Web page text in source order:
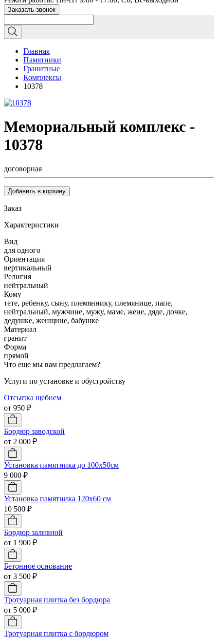
Заказать звонок
Главная
Памятники
Гранитные
Комплексы
10378
Мемориальный комплекс -
10378
договорная
Добавить в корзину
Заказ
Характеристики
Вид
для одного
Ориентация
вертикальный
Религия
нейтральный
Кому
тете, ребенку, сыну, племяннику, племянице, папе,
нейтральный, мужчине, мужу, маме, жене, дяде, дочке,
дедушке, женщине, бабушке
Материал
гранит
Форма
прямой
Что еще мы вам предлагаем?
Услуги по установке и обустройству
Отсыпка щебнем
от 950 ₽
Бордюр заводской
от 2 000 ₽
Установка памятника до 100х50см
9 000 ₽
Установка памятника 120х60 см
10 500 ₽
Бордюр заливной
от 1 900 ₽
Бетонное основание
от 3 500 ₽
Тротуарная плитка без бордюра
от 5 000 ₽
Тротуарная плитка с бордюром